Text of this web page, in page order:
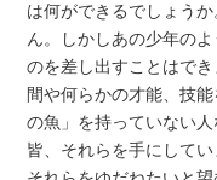
は何ができるでしょう
ん。しかしあの少年の
のを差し出すことはで
間や何らかの才能、技
の魚」を持っていない
皆、それらを手にして